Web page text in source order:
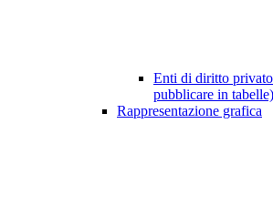
Enti di diritto
pubblicare in tabelle)
Rappresentazione grafica